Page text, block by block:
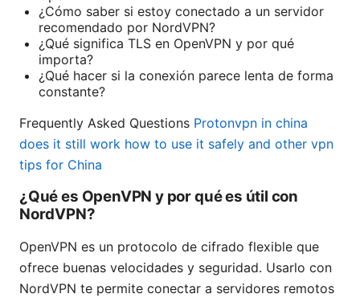
¿Cómo saber si estoy conectado a un servidor
recomendado por NordVPN?
¿Qué significa TLS en OpenVPN y por qué
importa?
¿Qué hacer si la conexión parece lenta de forma
constante?
Frequently Asked Questions Protonvpn in china
does it still work how to use it safely and other vpn
tips for China
¿Qué es OpenVPN y por qué es útil con
NordVPN?
OpenVPN es un protocolo de cifrado flexible que
ofrece buenas velocidades y seguridad. Usarlo con
NordVPN te permite conectar a servidores remotos